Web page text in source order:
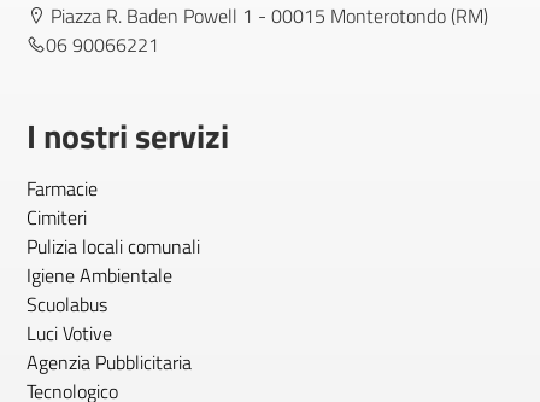
Piazza R. Baden Powell 1 - 00015 Monterotondo (RM)
06 90066221
I nostri servizi
Farmacie
Cimiteri
Pulizia locali comunali
Igiene Ambientale
Scuolabus
Luci Votive
Agenzia Pubblicitaria
Tecnologico